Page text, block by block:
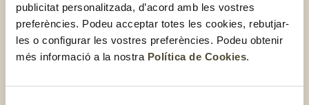
publicitat personalitzada, d’acord amb les vostres
preferències. Podeu acceptar totes les cookies, rebutjar-
les o configurar les vostres preferències. Podeu obtenir
més informació a la nostra Política de Cookies.
Mini quiche de bolets amb
formatge de cabra i gruyère